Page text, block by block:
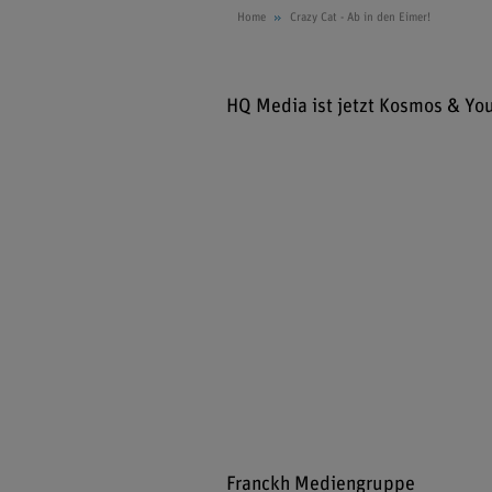
Home Crazy Cat - Ab in den Eimer!
HQ Media ist jetzt Kosmos &
Franckh Mediengruppe